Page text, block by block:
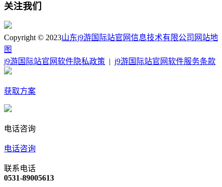
关注我们
Copyright © 2023山东j9游国际站官网信息技术有限公司 网站地
图
j9游国际站官网软件隐私政策
j9游国际站官网软件服务条款
获取方案
电话咨询
电话咨询
联系电话
0531-89005613